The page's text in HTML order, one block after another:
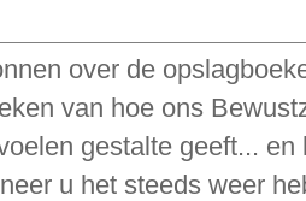
over de
van hoe ons
gestalte geeft...
u het steeds weer